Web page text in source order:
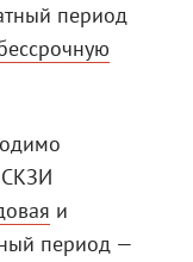
период
СКЗИ
и
период —